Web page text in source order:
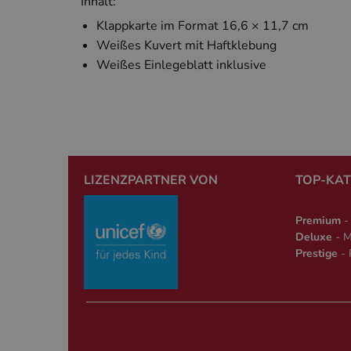
Klappkarte im Format 16,6 × 11,7 cm
Weißes Kuvert mit Haftklebung
Weißes Einlegeblatt inklusive
LIZENZPARTNER VON TOP-
Premium -
Deluxe -
Prestige -
_ga_*
Microsoft